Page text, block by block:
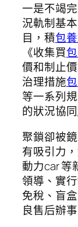
一是不竭
況軌制基
目，積包
《收集買
價和制止
治理措施
等一系列
的狀況協同
聚鎖卻被
有吸引力
動力car 等
領導、實
免稅、盲
良售后辦